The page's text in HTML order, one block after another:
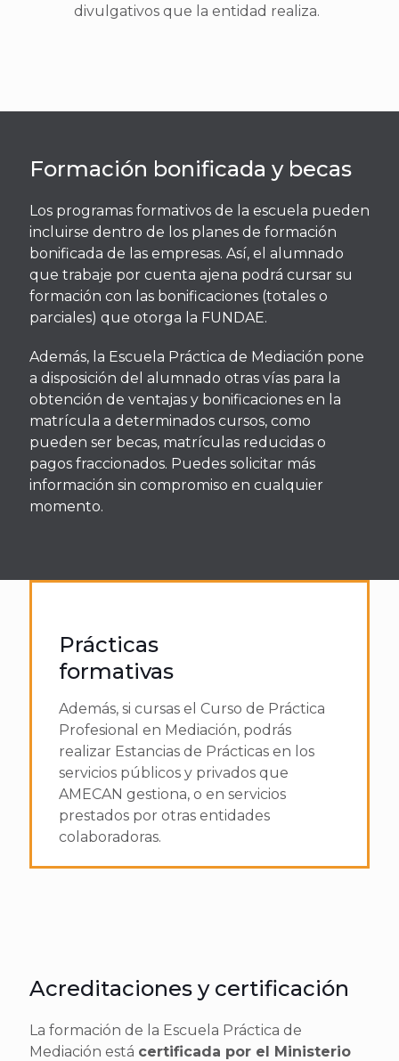
divulgativos que la entidad realiza.
Formación bonificada y becas
Los programas formativos de la escuela pueden
incluirse dentro de los planes de formación
bonificada de las empresas. Así, el alumnado
que trabaje por cuenta ajena podrá cursar su
formación con las bonificaciones (totales o
parciales) que otorga la FUNDAE.
Además, la Escuela Práctica de Mediación pone
a disposición del alumnado otras vías para la
obtención de ventajas y bonificaciones en la
matrícula a determinados cursos, como
pueden ser becas, matrículas reducidas o
pagos fraccionados. Puedes solicitar más
información sin compromiso en cualquier
momento.
Prácticas
formativas
Además, si cursas el Curso de Práctica
Profesional en Mediación, podrás
realizar Estancias de Prácticas en los
servicios públicos y privados que
AMECAN gestiona, o en servicios
prestados por otras entidades
colaboradoras.
Acreditaciones y certificación
La formación de la Escuela Práctica de
Mediación está certificada por el Ministerio